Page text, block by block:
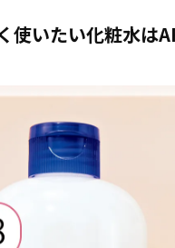
使いたい化粧水は